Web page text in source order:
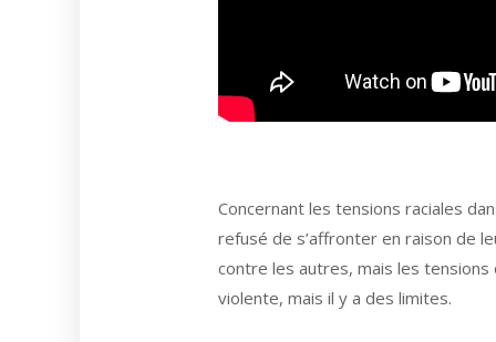
Concernant les tensions raciales
refusé de s’affronter en raison de
contre les autres, mais les
violente, mais il y a des limites.